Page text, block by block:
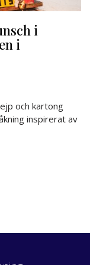
i
i
och kartong
inspirerat av